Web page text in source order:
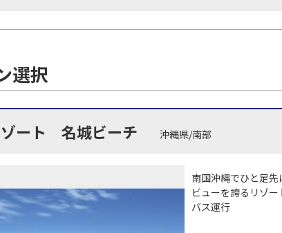
選択
ート 名城ビーチ 沖縄県/南部
南国沖縄でひと足
ビューを誇るリゾ
バス運行